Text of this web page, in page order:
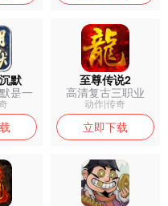
默
是一
...
至尊传说2
高清复古三职业
动作|传奇
立即下载